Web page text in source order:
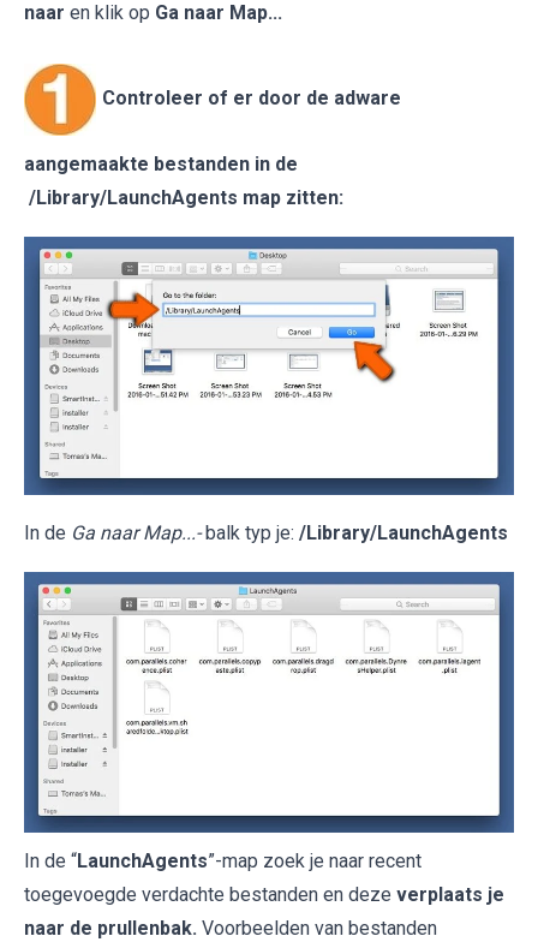
naar en klik op Ga naar Map...
Controleer of er door de adware
aangemaakte bestanden in de
/Library/LaunchAgents map zitten:
In de Ga naar Map...- balk typ je: /Library/LaunchAgents
In de “LaunchAgents”-map zoek je naar recent
toegevoegde verdachte bestanden en deze verplaats je
naar de prullenbak. Voorbeelden van bestanden